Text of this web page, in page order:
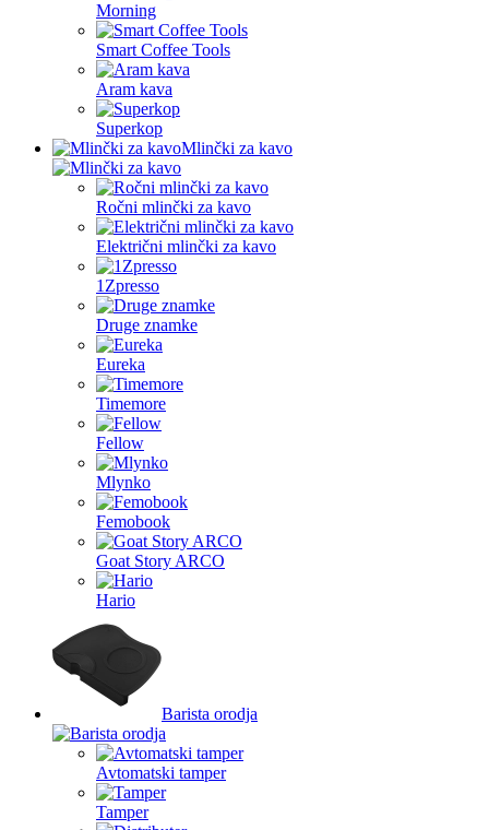
Morning
Smart Coffee Tools
Aram kava
Superkop
Mlinčki za kavo
Ročni mlinčki za kavo
Električni mlinčki za kavo
1Zpresso
Druge znamke
Eureka
Timemore
Fellow
Mlynko
Femobook
Goat Story ARCO
Hario
Barista orodja
Avtomatski tamper
Tamper